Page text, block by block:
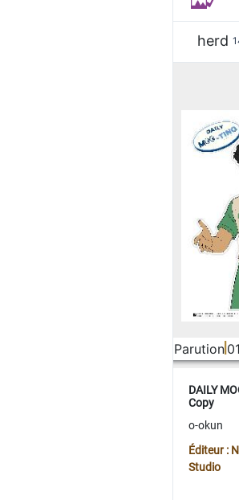
herd
Parution
DAILY
Copy
o-okun
Éditeur :
Studio